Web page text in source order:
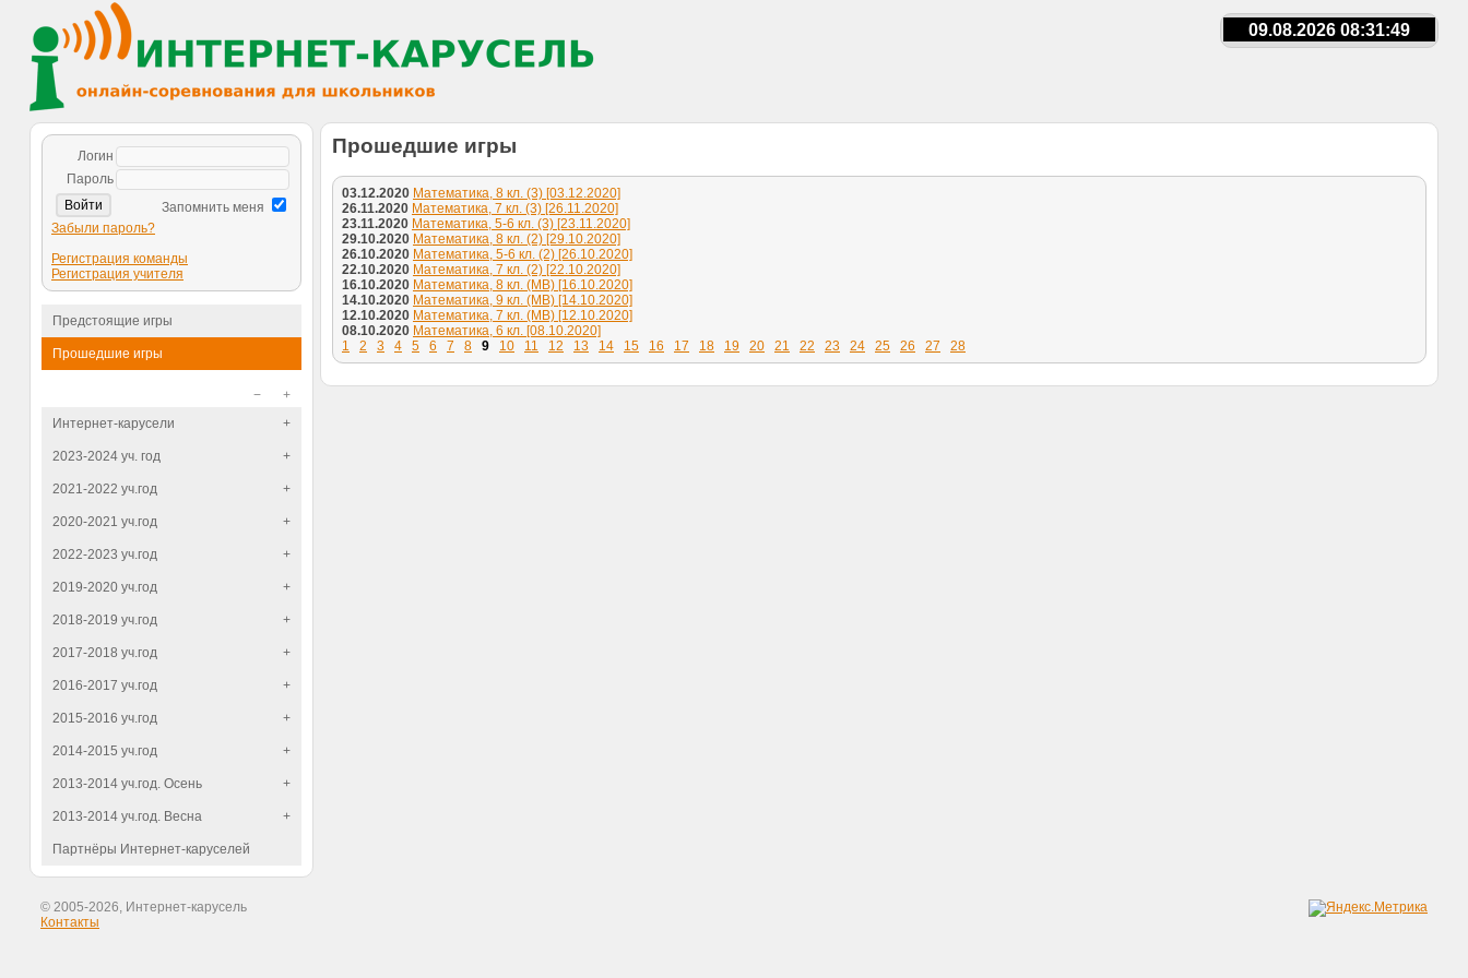
09.08.2026 08:31:49
Логин
Пароль
Запомнить меня
Забыли пароль?
Регистрация команды
Регистрация учителя
Предстоящие игры
Прошедшие игры
+
−
+
Интернет-карусели
+
2023-2024 уч. год
+
2021-2022 уч.год
+
2020-2021 уч.год
+
2022-2023 уч.год
+
2019-2020 уч.год
+
2018-2019 уч.год
+
2017-2018 уч.год
+
2016-2017 уч.год
+
2015-2016 уч.год
+
2014-2015 уч.год
+
2013-2014 уч.год. Осень
+
2013-2014 уч.год. Весна
Партнёры Интернет-каруселей
Прошедшие игры
03.12.2020 Математика, 8 кл. (3) [03.12.2020]
26.11.2020 Математика, 7 кл. (3) [26.11.2020]
23.11.2020 Математика, 5-6 кл. (3) [23.11.2020]
29.10.2020 Математика, 8 кл. (2) [29.10.2020]
26.10.2020 Математика, 5-6 кл. (2) [26.10.2020]
22.10.2020 Математика, 7 кл. (2) [22.10.2020]
16.10.2020 Математика, 8 кл. (МВ) [16.10.2020]
14.10.2020 Математика, 9 кл. (МВ) [14.10.2020]
12.10.2020 Математика, 7 кл. (МВ) [12.10.2020]
08.10.2020 Математика, 6 кл. [08.10.2020]
1
2 3 4 5 6 7 8 9 10 11 12 13 14 15 16 17 18 19 20 21 22 23 24 25 26 27 28
© 2005-2026, Интернет-карусель
Контакты